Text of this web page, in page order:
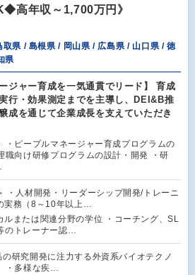
高年収～1,700万円》
取県 / 島根県 / 岡山県 / 広島県 / 山口県 / 徳
県
ジャー育成を一気通貫でリード】 育成
行・効果測定までを主導し、DEI&B推
成を通じて企業成長を支えていただき
・ピープルマネージャー育成プログラムの
職向け研修プログラムの設計・開発 ・研
・人材開発・リーダーシップ開発/トレーニ
実務（8～10年以上…
ルまたは関連分野の学位 ・コーチング、SL
のトレーナー認…
の研究開発に注力する外資系バイオテクノ
・多様な疾…